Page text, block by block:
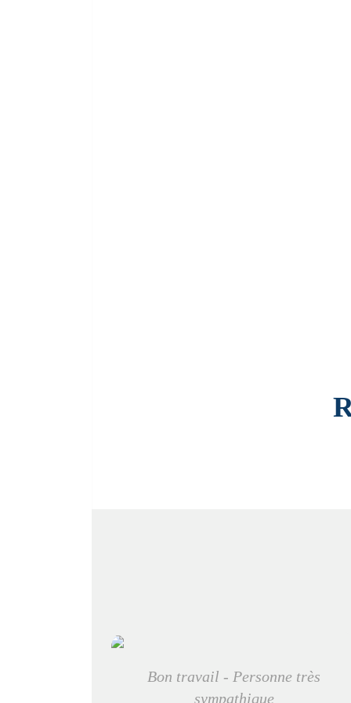
Bon travail - Personne très
sympathique